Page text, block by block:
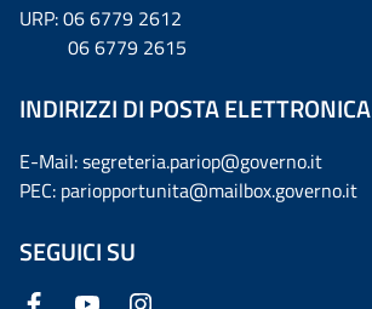
URP: 06 6779 2612
06 6779 2615
INDIRIZZI DI POSTA ELETTRONICA
E-Mail: segreteria.pariop@governo.it
PEC: pariopportunita@mailbox.governo.it
SEGUICI SU